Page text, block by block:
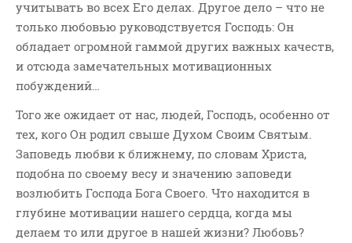
учитывать во всех Его делах. Другое дело – что не
только любовью руководствуется Господь: Он
обладает огромной гаммой других важных качеств,
и отсюда замечательных мотивационных
побуждений…
Того же ожидает от нас, людей, Господь, особенно от
тех, кого Он родил свыше Духом Своим Святым.
Заповедь любви к ближнему, по словам Христа,
подобна по своему весу и значению заповеди
возлюбить Господа Бога Своего. Что находится в
глубине мотивации нашего сердца, когда мы
делаем то или другое в нашей жизни? Любовь?